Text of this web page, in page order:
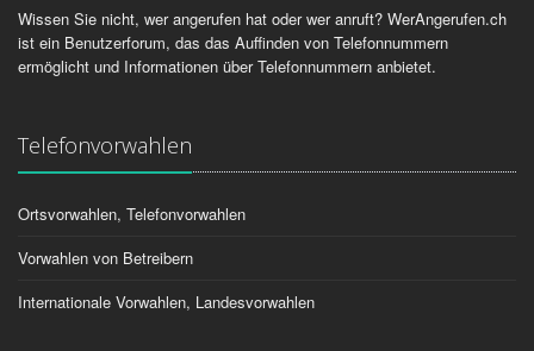
Wissen Sie nicht, wer angerufen hat oder wer anruft? WerAngerufen.ch
ist ein Benutzerforum, das das Auffinden von Telefonnummern
ermöglicht und Informationen über Telefonnummern anbietet.
Telefonvorwahlen
Ortsvorwahlen, Telefonvorwahlen
Vorwahlen von Betreibern
Internationale Vorwahlen, Landesvorwahlen